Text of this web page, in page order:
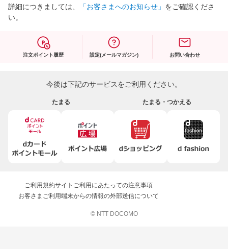
詳細につきましては、
「お客さまへのお知らせ」 をご確認くださ
い。
注文ポイント履歴 設定(メールマガジン) お問い合わせ
今後は下記のサービスをご利用ください。
たまる たまる・つかえる
ご利用規約サイトご利用にあたっての注意事項
お客さまご利用端末からの情報の外部送信について
© NTT DOCOMO